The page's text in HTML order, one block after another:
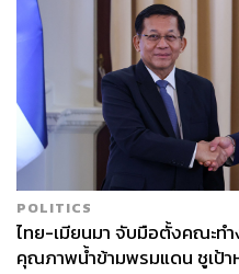
POLITICS
ไทย-เมียนมา จับมือตั้งคณะท
คุณภาพน้ำข้ามพรมแดน ชูเป้